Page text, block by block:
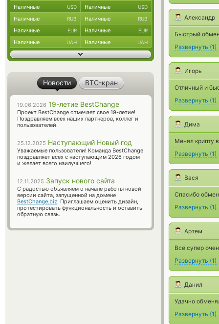
Александр
Быстрый
Развернуть (1)
Игорь
Отличный и
Развернуть (1)
Дима
Менял крипту
Развернуть (1)
Вася
Спасибо
Развернуть (1)
Артем
Всё супер
Развернуть (1)
Данил
Удачно
Развернуть (1)
Наличные USD Наличные USD
Наличные RUB Наличные RUB
Наличные EUR Наличные EUR
Наличные UAH Наличные UAH
Новости BTC-кран
19.06.2026 19-летие BestChange
Проект BestChange отмечает свое 19-летие!
Поздравляем всех наших партнеров, коллег и
пользователей.
25.12.2025 Наступающий Новый год
Уважаемые пользователи! Команда BestChange
поздравляет всех с наступающим 2026 годом
и желает всего наилучшего!
12.11.2025 Запуск нового сайта
С радостью объявляем о начале работы новой
версии сайта, запущенной на домене
BestChange.biz. Приглашаем оценить дизайн,
протестировать функциональность и оставить
обратную связь.